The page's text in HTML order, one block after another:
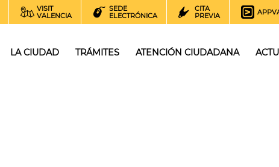
VISIT
VALENCIA
SEDE
ELECTRÓNICA
CITA
PREVIA
LA CIUDAD TRÁMITES ATENCIÓN CIUDADANA